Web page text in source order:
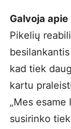
Galvoja
Pikelių
kad tiek
kartu
„Mes
susirinko